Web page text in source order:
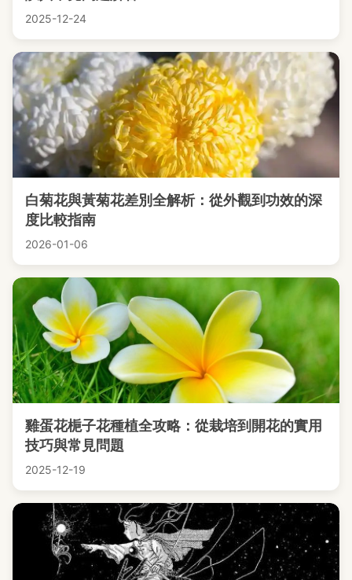
2025-12-24
白菊花與黃菊花差別全解析：從外觀到功效的深
度比較指南
2026-01-06
雞蛋花梔子花種植全攻略：從栽培到開花的實用
技巧與常見問題
2025-12-19